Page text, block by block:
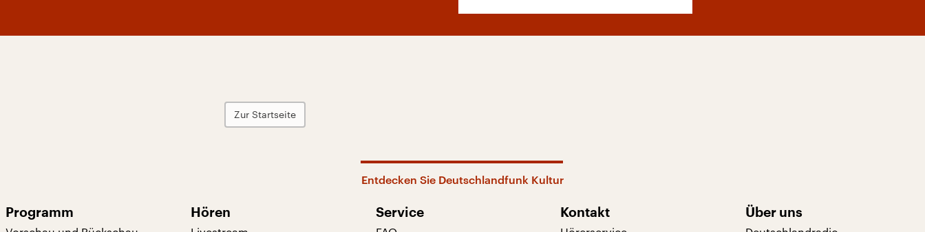
Zur Startseite
Entdecken Sie Deutschlandfunk Kultur
Programm Hören Service Kontakt Über uns